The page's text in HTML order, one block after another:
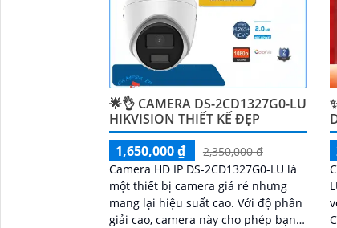
🌟👌 CAMERA DS-2CD1327G0-LU
HIKVISION THIẾT KẾ ĐẸP
1,650,000 ₫
2,350,000 ₫
Camera HD IP DS-2CD1327G0-LU là
một thiết bị camera giá rẻ nhưng
mang lại hiệu suất cao. Với độ phân
giải cao, camera này cho phép bạn